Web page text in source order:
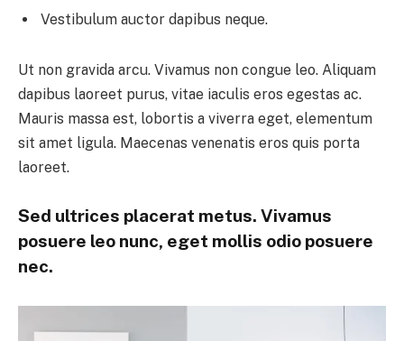
Vestibulum auctor dapibus neque.
Ut non gravida arcu. Vivamus non congue leo. Aliquam
dapibus laoreet purus, vitae iaculis eros egestas ac.
Mauris massa est, lobortis a viverra eget, elementum
sit amet ligula. Maecenas venenatis eros quis porta
laoreet.
Sed ultrices placerat metus. Vivamus
posuere leo nunc, eget mollis odio posuere
nec.